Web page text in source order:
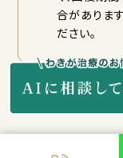
合がありま
ださい。
Copyright ©